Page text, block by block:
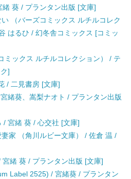
葵 / プランタン出版 [文庫]
（バーズコミックス ルチルコレク
はるひ / 幻冬舎コミックス [コミッ
ミックス ルチルコレクション） / テ
]
/ 二見書房 [文庫]
緒葵、嵩梨ナオト / プランタン出版
/ 宮緒 葵 / 心交社 [文庫]
家 （角川ルビー文庫） / 佐倉 温 /
緒 葵 / プランタン出版 [文庫]
Label 2525) / 宮緒葵 / プランタン